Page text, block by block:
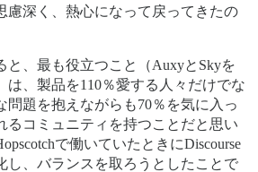
慮深く、熱心になって戻ってきたの
と、最も役立つこと（AuxyとSkyを
は、製品を110％愛する人々だけでな
問題を抱えながらも70％を気に入っ
るコミュニティを持つことだと思い
で働いていたときにDiscourse
し、バランスを取ろうとしたことで